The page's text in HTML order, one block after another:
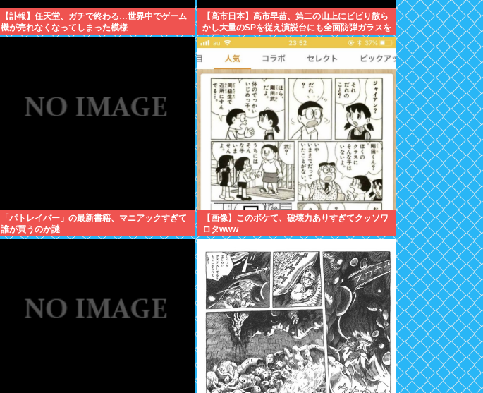
【訃報】任天堂、ガチで終わる…世界中でゲーム
機が売れなくなってしまった模様
【高市日本】高市早苗、第二の山上にビビり散ら
かし大量のSPを従え演説台にも全面防弾ガラスを
設置
「パトレイバー」の最新書籍、マニアックすぎて
誰が買うのか謎
【画像】このボケて、破壊力ありすぎてクッソワ
ロタwww